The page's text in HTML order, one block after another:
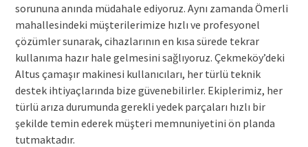
sorununa anında müdahale ediyoruz. Aynı zamanda Ömerli
mahallesindeki müşterilerimize hızlı ve profesyonel
çözümler sunarak, cihazlarının en kısa sürede tekrar
kullanıma hazır hale gelmesini sağlıyoruz. Çekmeköy’deki
Altus çamaşır makinesi kullanıcıları, her türlü teknik
destek ihtiyaçlarında bize güvenebilirler. Ekiplerimiz, her
türlü arıza durumunda gerekli yedek parçaları hızlı bir
şekilde temin ederek müşteri memnuniyetini ön planda
tutmaktadır.